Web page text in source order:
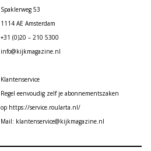
Spaklerweg 53
1114 AE Amsterdam
+31 (0)20 – 210 5300
info@kijkmagazine.nl
Klantenservice
Regel eenvoudig zelf je abonnementszaken
op https://service.roularta.nl/
Mail: klantenservice@kijkmagazine.nl